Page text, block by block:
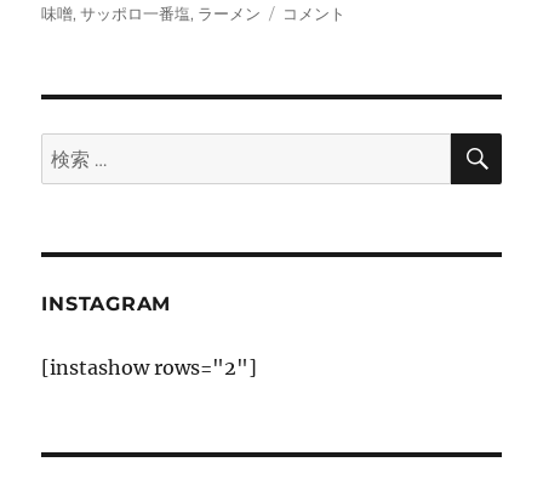
稿
テ
グ
味噌,サッポロ一番塩, ラーメン
久
作
た
コメント
検
索:
検
INSTAGRAM
[instashow rows="2"]